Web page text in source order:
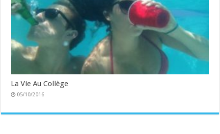
La Vie Au Collège
05/10/2016